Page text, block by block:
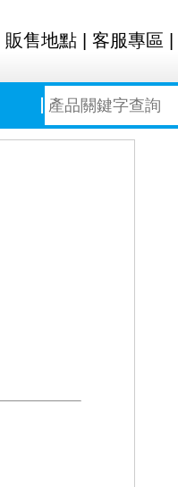
販售地點 客服專區